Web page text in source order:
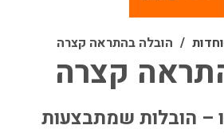
הובלה בהתראה קצרה
קצרה
– הובלות שמתבצעות